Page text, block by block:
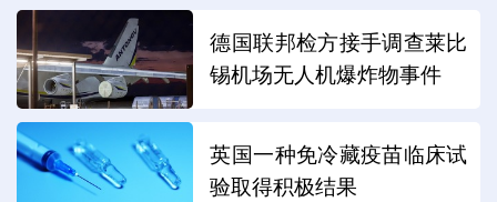
德国联邦检方接手调查莱比
锡机场无人机爆炸物事件
英国一种免冷藏疫苗临床试
验取得积极结果